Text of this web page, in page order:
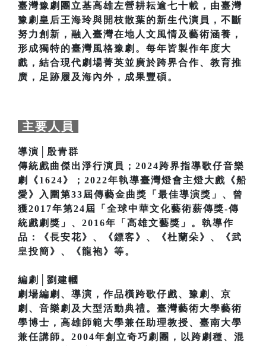
臺灣豫劇團立基高雄左營耕耘逾七十載，由臺灣
豫劇皇后王海玲與開枝散葉的新生代演員，不斷
努力創新，融入臺灣在地人文風情及藝術涵養，
形成獨特的臺灣風格豫劇。每年皆製作年度大
戲，結合現代劇場菁英並廣於跨界合作、教育推
廣，足跡履及海內外，成果豐碩。
主要人員
導演│殷青群
傳統戲曲傑出淨行演員；2024跨界指導歌仔音樂
劇《1624》；2022年執導臺灣燈會主燈大戲《船
愛》入圍第33屆傳藝金曲獎「最佳導演獎」、曾
獲2017年第24屆「全球中華文化藝術薪傳獎-傳
統戲劇獎」、2016年「高雄文藝獎」。執導作
品：《長安花》、《鏢客》、《杜蘭朵》、《武
皇投簡》、《龍袍》等。
編劇│劉建幗
劇場編劇、導演，作品橫跨歌仔戲、豫劇、京
劇、音樂劇及大型活動典禮。臺灣藝術大學藝術
學博士，高雄師範大學兼任助理教授、臺南大學
兼任講師。2004年創立奇巧劇團，以跨劇種、混